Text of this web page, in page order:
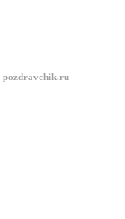
pozdravchik.ru